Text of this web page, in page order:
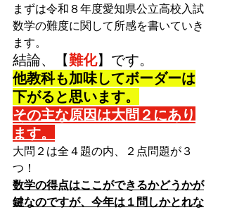
まずは令和８年度愛知県公立高校入試
数学の難度に関して所感を書いていき
ます。
結論、【難化】です。
他教科も加味してボーダーは
下がると思います。
その主な原因は大問２にあり
ます。
大問２は全４題の内、２点問題が３
つ！
数学の得点はここができるかどうかが
鍵なのですが、今年は１問しかとれな